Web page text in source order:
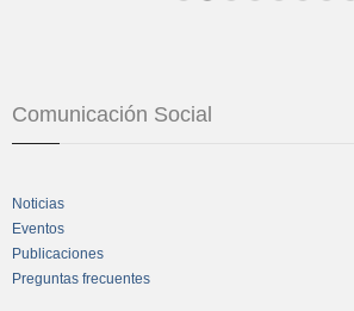
Comunicación Social
Noticias
Eventos
Publicaciones
Preguntas frecuentes